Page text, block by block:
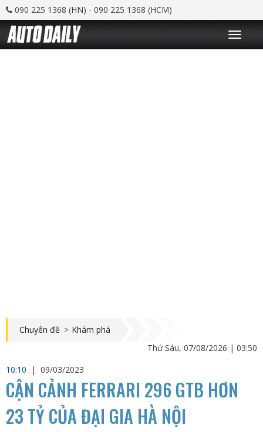
090 225 1368 (HN) - 090 225 1368 (HCM)
T
o
g
Chuyên đề > Khám phá
Thứ Sáu, 07/08/2026 | 03:50
10:10
| 09/03/2023
CẬN CẢNH FERRARI 296 GTB HƠN
23 TỶ CỦA ĐẠI GIA HÀ NỘI